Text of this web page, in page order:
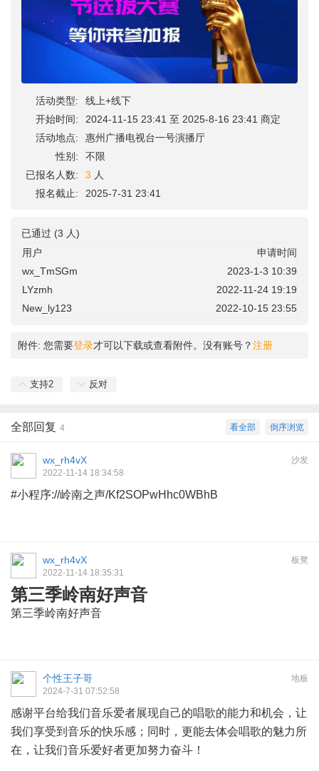
活动类型:
线上+线下
开始时间:
2024-11-15 23:41 至 2025-8-16 23:41 商定
活动地点:
惠州广播电视台一号演播厅
性别:
不限
已报名人数:
3 人
报名截止:
2025-7-31 23:41
已通过 (3 人)
用户
申请时间
wx_TmSGm
2023-1-3 10:39
LYzmh
2022-11-24 19:19
New_ly123
2022-10-15 23:55
附件: 您需要登录才可以下载或查看附件。没有账号？注册
支持2 反对
倒序浏览
看全部
全部回复 4
沙发
wx_rh4vX
2022-11-14 18:34:58
#小程序://岭南之声/Kf2SOPwHhc0WBhB
板凳
wx_rh4vX
2022-11-14 18:35:31
第三季岭南好声音
第三季岭南好声音
地板
个性王子哥
2024-7-31 07:52:58
感谢平台给我们音乐爱者展现自己的唱歌的能力和机会，让
我们享受到音乐的快乐感；同时，更能去体会唱歌的魅力所
在，让我们音乐爱好者更加努力奋斗！